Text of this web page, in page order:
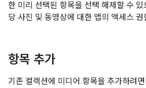
한 미리 선택된 항목을 선택 해제할 수 있
당 사진 및 동영상에 대한 앱의 액세스
항목 추가
기존 컬렉션에 미디어 항목을 추가하려